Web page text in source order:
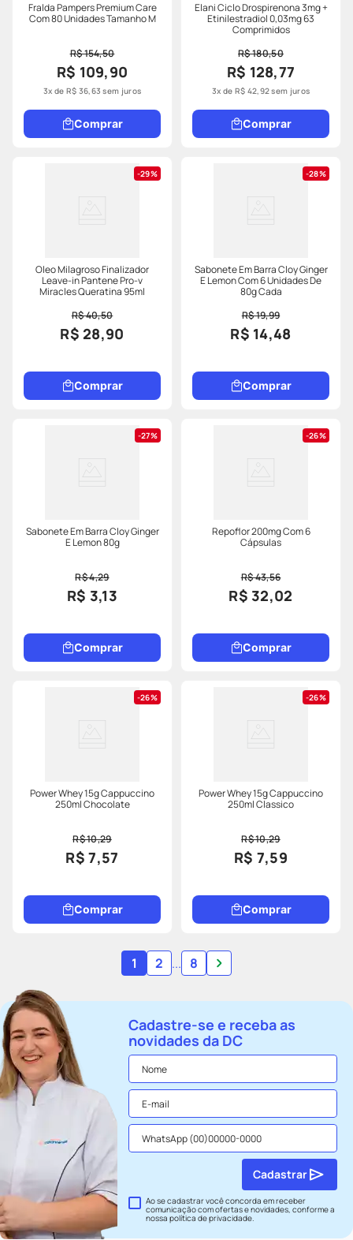
Fralda Pampers Premium Care
Com 80 Unidades Tamanho M
R$ 154,50
R$ 109,90
3x de R$ 36,63 sem juros
Comprar
Elani Ciclo Drospirenona 3mg +
Etinilestradiol 0,03mg 63
Comprimidos
R$ 180,50
R$ 128,77
3x de R$ 42,92sem juros
Comprar
29%
Oleo Milagroso Finalizador
Leave-in Pantene Pro-v
Miracles Queratina 95ml
R$ 40,50
R$ 28,90
Comprar
28%
Sabonete Em Barra Cloy Ginger
E Lemon Com 6 Unidades De
80g Cada
R$ 19,99
R$ 14,48
Comprar
27%
Sabonete Em Barra Cloy Ginger
E Lemon 80g
R$ 4,29
R$ 3,13
Comprar
26%
Repoflor 200mg Com 6
Cápsulas
R$ 43,56
R$ 32,02
Comprar
26%
Power Whey 15g Cappuccino
250ml Chocolate
R$ 10,29
R$ 7,57
Comprar
26%
Power Whey 15g Cappuccino
250ml Classico
R$ 10,29
R$ 7,59
Comprar
1 2 ... 8
Cadastre-se e receba as
novidades da DC
Ao se cadastrar você concorda em receber
comunicação com ofertas e novidades, conforme a
nossapolítica de privacidade.
Cadastrar